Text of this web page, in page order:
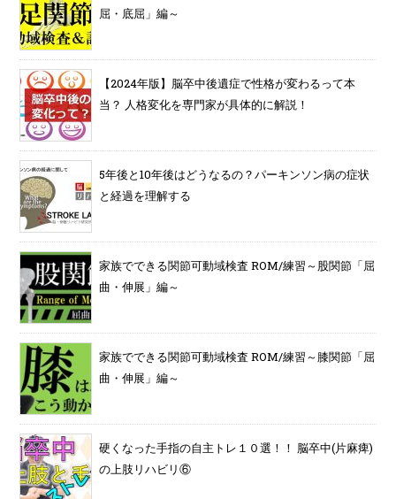
屈・底屈」編～
【2024年版】脳卒中後遺症で性格が変わるって本
当？ 人格変化を専門家が具体的に解説！
5年後と10年後はどうなるの？パーキンソン病の症状
と経過を理解する
家族でできる関節可動域検査 ROM/練習～股関節「屈
曲・伸展」編～
家族でできる関節可動域検査 ROM/練習～膝関節「屈
曲・伸展」編～
硬くなった手指の自主トレ１０選！！ 脳卒中(片麻痺)
の上肢リハビリ⑥